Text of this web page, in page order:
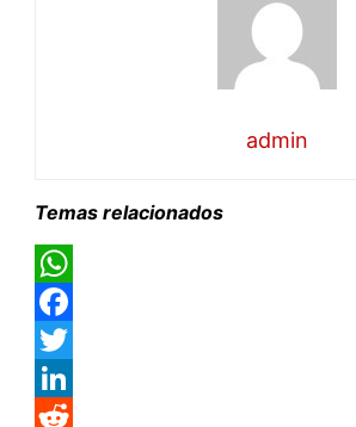
admin
Temas relacionados
WhatsApp
Facebook
Twitter
LinkedIn